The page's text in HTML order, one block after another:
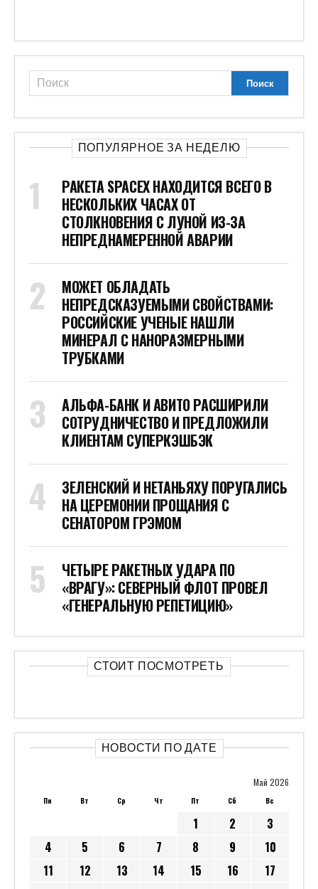
ПОПУЛЯРНОЕ ЗА НЕДЕЛЮ
РАКЕТА SPACEX НАХОДИТСЯ ВСЕГО В
НЕСКОЛЬКИХ ЧАСАХ ОТ
СТОЛКНОВЕНИЯ С ЛУНОЙ ИЗ-ЗА
НЕПРЕДНАМЕРЕННОЙ АВАРИИ
МОЖЕТ ОБЛАДАТЬ
НЕПРЕДСКАЗУЕМЫМИ СВОЙСТВАМИ:
РОССИЙСКИЕ УЧЕНЫЕ НАШЛИ
МИНЕРАЛ С НАНОРАЗМЕРНЫМИ
ТРУБКАМИ
АЛЬФА-БАНК И АВИТО РАСШИРИЛИ
СОТРУДНИЧЕСТВО И ПРЕДЛОЖИЛИ
КЛИЕНТАМ СУПЕРКЭШБЭК
ЗЕЛЕНСКИЙ И НЕТАНЬЯХУ ПОРУГАЛИСЬ
НА ЦЕРЕМОНИИ ПРОЩАНИЯ С
СЕНАТОРОМ ГРЭМОМ
ЧЕТЫРЕ РАКЕТНЫХ УДАРА ПО
«ВРАГУ»: СЕВЕРНЫЙ ФЛОТ ПРОВЕЛ
«ГЕНЕРАЛЬНУЮ РЕПЕТИЦИЮ»
СТОИТ ПОСМОТРЕТЬ
НОВОСТИ ПО ДАТЕ
Май 2026
Пн Вт Ср Чт Пт Сб Вс
1 2
3
4
5 6 7 8 9
10
11
12 13 14 15 16
17